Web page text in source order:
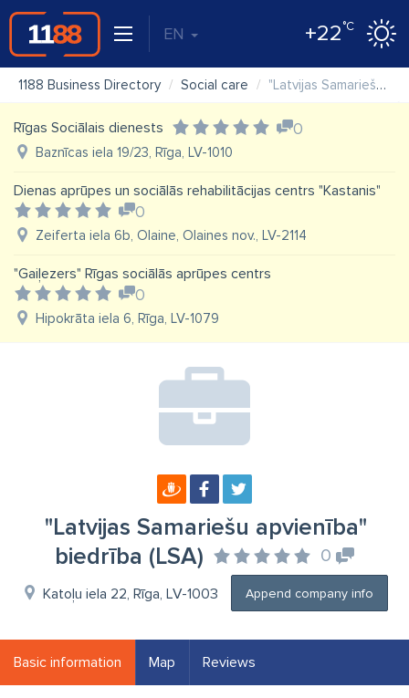
EN +22°C
1188 Business Directory Social care "Latvijas Samariešu apvienība" biedrība (LSA)
Rīgas Sociālais dienests 0
Baznīcas iela 19/23, Rīga, LV-1010
Dienas aprūpes un sociālās rehabilitācijas centrs "Kastanis"
0
Zeiferta iela 6b, Olaine, Olaines nov., LV-2114
"Gaiļezers" Rīgas sociālās aprūpes centrs
0
Hipokrāta iela 6, Rīga, LV-1079
"Latvijas Samariešu apvienība"
biedrība (LSA)
0
Katoļu iela 22, Rīga, LV-1003 Append company info
Basic information Map Reviews